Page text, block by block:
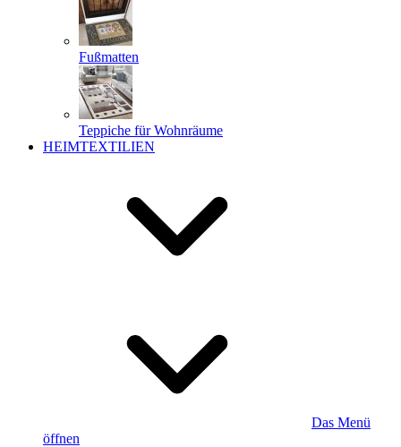
Fußmatten
Teppiche für Wohnräume
HEIMTEXTILIEN
Das Menü
öffnen